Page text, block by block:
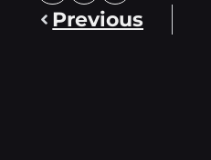
Previous